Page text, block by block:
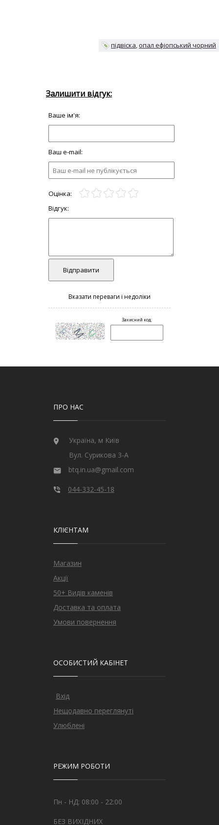
підвіска опал ефіопський чорний
ПРО НАС
Україна, м Київ
Вул. Сурикова 3-А
btq.in.ua@gmail.com
044-332-45-18
КЛІЄНТАМ
Магазин
Акції
50+ Видів каменів
Доставка та оплата
Умови повернення
ОСОБИСТИЙ КАБІНЕТ
Вхід
Нещодавно переглянуті
Улюблені
РЕЖИМ РОБОТИ
Пн - НД: 08:00 - 22:00
БЕЗ ВИХІДНИХ